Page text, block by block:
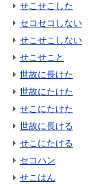
せこせこした
セコセコしない
せこせこしない
せこせこと
世故に長けた
世故にたけた
せこにたけた
世故に長ける
せこにたける
セコハン
せこはん